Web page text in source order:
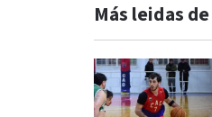
Más leidas